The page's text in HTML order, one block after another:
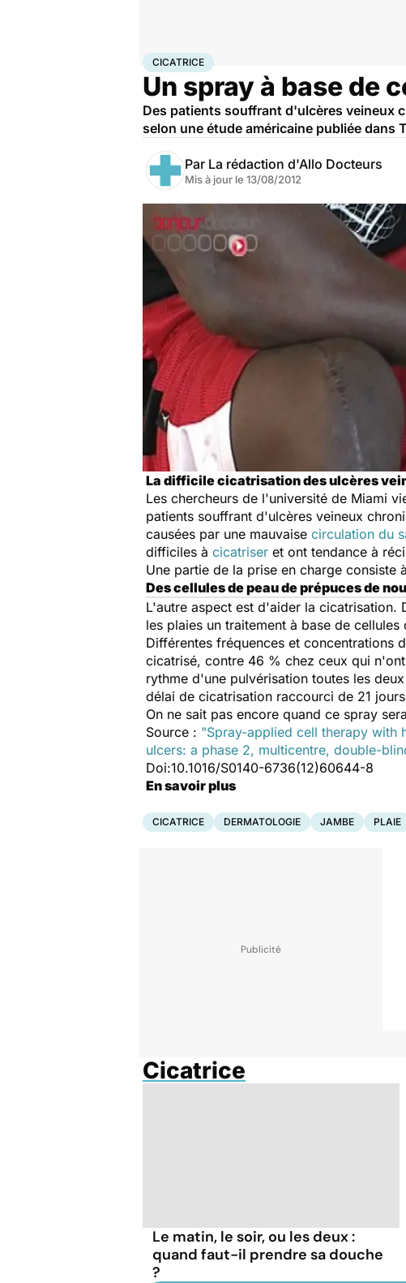
AccueilSantéMaladies
CICATRICE
Un spray à base de
Des patients souffrant d'ulcères veineux
selon une étude américaine publiée dans
Par La rédaction d'Allo Docteurs
Mis à jour le 13/08/2012
La difficile cicatrisation des ulcères
Les chercheurs de l'université de Miami
patients souffrant d'ulcères veineux
causées par une mauvaise circulation du
difficiles à cicatriser et ont tendance à
Une partie de la prise en charge
Des cellules de peau de prépuces de
L'autre aspect est d'aider la cicatrisation.
les plaies un traitement à base de
Différentes fréquences et concentrations
cicatrisé, contre 46 % chez ceux qui
rythme d'une pulvérisation toutes les
délai de cicatrisation raccourci de 21
On ne sait pas encore quand ce spray
Source : "Spray-applied cell therapy with
ulcers: a phase 2, multicentre, double-
Doi:10.1016/S0140-6736(12)60644-8
En savoir plus
CICATRICE DERMATOLOGIE JAMBE PLAIE
Cicatrice
Le matin, le soir, ou les deux :
quand faut-il prendre sa douche
?